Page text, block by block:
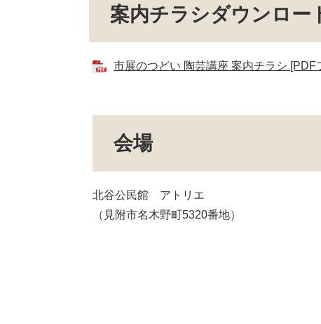
案内チラシダウンロー
市展のつどい 陶芸講座 案内チラシ [PDF
会場
北谷公民館 アトリエ
（見附市名木野町5320番地）